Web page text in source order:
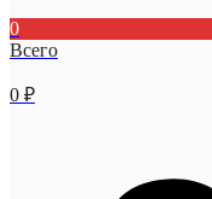
0
Всего
0 ₽